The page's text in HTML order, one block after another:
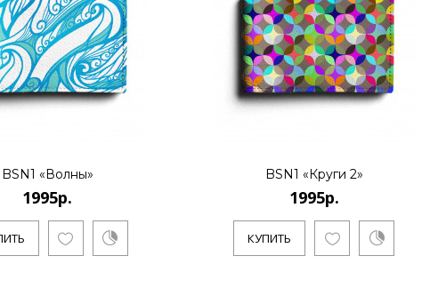
КУПИТЬ
BSN1 «Волны»
1995р.
BSN1 «Круги 2»
1995р.
КУПИТЬ